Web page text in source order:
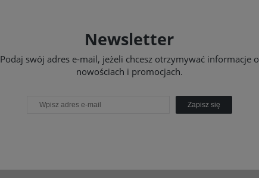
Newsletter
Podaj swój adres e-mail, jeżeli chcesz otrzymywać informacje o
nowościach i promocjach.
Zapisz się